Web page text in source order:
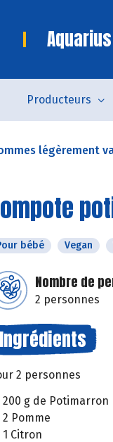
Producteurs
légèrement
bébé Vegan
Nombre de
2 personnes
Ingrédients
2 personnes
200 g de Potimarron
2 Pomme
1 Citron